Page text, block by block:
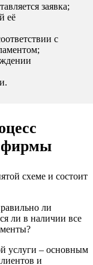
заявка;
её
с
фирмы
схеме и состоит
ли
ли в наличии все
услуги – основным
и